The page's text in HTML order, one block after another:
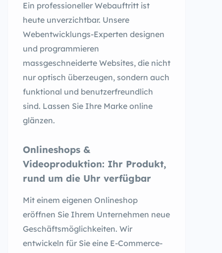
Ein professioneller Webauftritt ist
heute unverzichtbar. Unsere
Webentwicklungs-Experten designen
und programmieren
massgeschneiderte Websites, die nicht
nur optisch überzeugen, sondern auch
funktional und benutzerfreundlich
sind. Lassen Sie Ihre Marke online
glänzen.
Onlineshops &
Videoproduktion: Ihr Produkt,
rund um die Uhr verfügbar
Mit einem eigenen Onlineshop
eröffnen Sie Ihrem Unternehmen neue
Geschäftsmöglichkeiten. Wir
entwickeln für Sie eine E-Commerce-